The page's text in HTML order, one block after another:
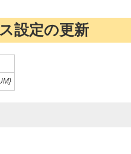
設定の更新